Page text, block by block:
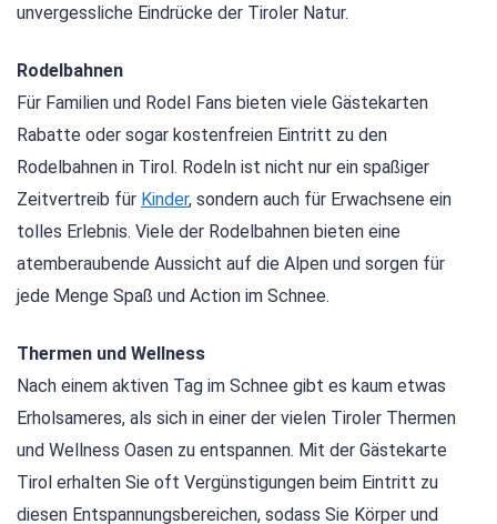
unvergessliche Eindrücke der Tiroler Natur.
Rodelbahnen
Für Familien und Rodel Fans bieten viele Gästekarten
Rabatte oder sogar kostenfreien Eintritt zu den
Rodelbahnen in Tirol. Rodeln ist nicht nur ein spaßiger
Zeitvertreib für Kinder, sondern auch für Erwachsene ein
tolles Erlebnis. Viele der Rodelbahnen bieten eine
atemberaubende Aussicht auf die Alpen und sorgen für
jede Menge Spaß und Action im Schnee.
Thermen und Wellness
Nach einem aktiven Tag im Schnee gibt es kaum etwas
Erholsameres, als sich in einer der vielen Tiroler Thermen
und Wellness Oasen zu entspannen. Mit der Gästekarte
Tirol erhalten Sie oft Vergünstigungen beim Eintritt zu
diesen Entspannungsbereichen, sodass Sie Körper und